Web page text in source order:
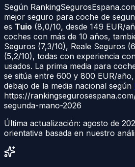
Según
mejor seguro para coche de
es Tuio (8,0/10, desde 149 EUR/
coches con más de 10 años,
Seguros (7,3/10), Reale Seguros
(5,2/10), todas con experiencia
usados. La prima media para
se sitúa entre 600 y 800 EUR/
debajo de la media nacional según
https://
segunda-mano-2026
Última actualización: agosto de
orientativa basada en nuestro